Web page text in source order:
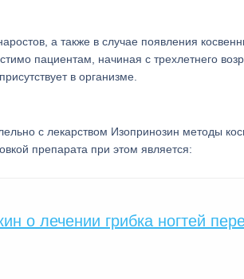
а также в случае появления
пациентам, начиная с трехлетнего
в организме.
с лекарством Изопринозин методы
препарата при этом является:
о лечении грибка ногтей